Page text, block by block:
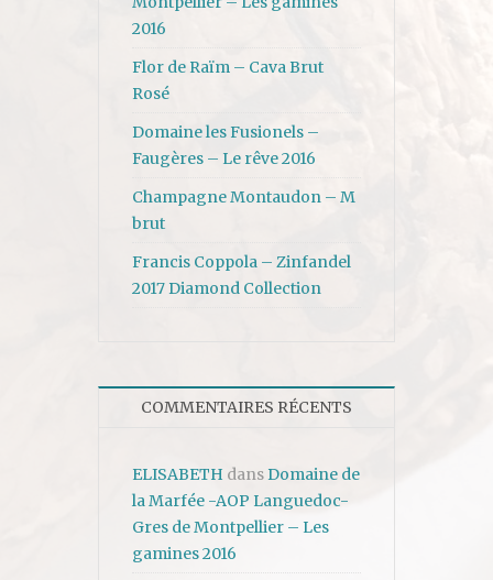
2016
Flor de Raïm – Cava Brut
Rosé
Domaine les Fusionels –
Faugères – Le rêve 2016
Champagne Montaudon – M
brut
Francis Coppola – Zinfandel
2017 Diamond Collection
COMMENTAIRES RÉCENTS
ELISABETH dansDomaine de
la Marfée -AOP Languedoc-
Gres de Montpellier – Les
gamines 2016